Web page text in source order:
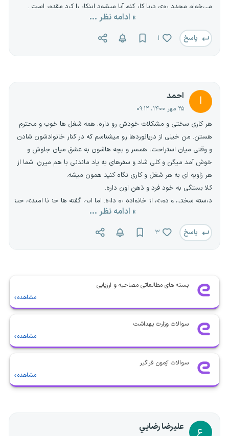
می‌خوام مجدد روی دریا کار کنم آیا میشود اینکار را کرد مقدور است .
» ادامه نظر ...
پاسخ ۱
ا احمد
۲۵ مهر ۱۴۰۰، ۰۹:۱۲
هر کاری سختی و مشکلات خودش رو داره. همه شغل ها خوب و محترم
هستن. من خیلی از دریانوردها رو میشناسم که در کنار خانوادشون شادن
و وقتی میان استراحت، همسر و بچه هاشون به عشق میان جلوش و
خوش آمد میگن و کلی شاد و سفرهای به یاد ماندنی با هم میرن. شما از
هر زاویه ای به هر شغل و کاری نگاه کنید همون میشه.
کلا بستگی به خود فرد و ذهن اون داره.
درسته سختی و دوری از خانواده رو داره. اما این گفته ها جز نا امیدی چیز
دیگری نیست. و باید با نگرش خوب به این قضیه نگاه کرد.
با تشکر از شما دوستان عزیز
» ادامه نظر ...
پاسخ ۳
بسته های مطالعاتی مصاحبه و ارزیابی
مشاهده
سوالات وزارت بهداشت
مشاهده
سوالات آزمون فراگیر
مشاهده
ع عليرضا رضايي